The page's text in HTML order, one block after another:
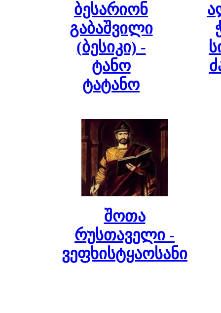
ბესარიონ
გაბაშვილი
(ბესიკი) -
ტანო
ტატანო
შოთა
რუსთაველი -
ვეფხისტყაოსანი